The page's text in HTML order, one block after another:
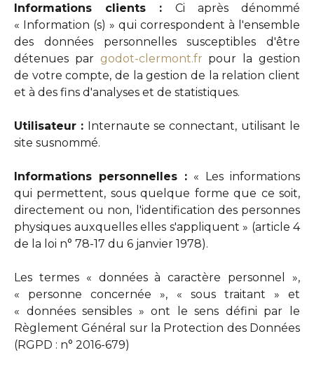
Informations clients : Ci après dénommé
« Information (s) » qui correspondent à l'ensemble
des données personnelles susceptibles d'être
détenues par godot-clermont.fr pour la gestion
de votre compte, de la gestion de la relation client
et à des fins d'analyses et de statistiques.
Utilisateur : Internaute se connectant, utilisant le
site susnommé.
Informations personnelles : « Les informations
qui permettent, sous quelque forme que ce soit,
directement ou non, l'identification des personnes
physiques auxquelles elles s'appliquent » (article 4
de la loi n° 78-17 du 6 janvier 1978).
Les termes « données à caractère personnel »,
« personne concernée », « sous traitant » et
« données sensibles » ont le sens défini par le
Règlement Général sur la Protection des Données
(RGPD : n° 2016-679)